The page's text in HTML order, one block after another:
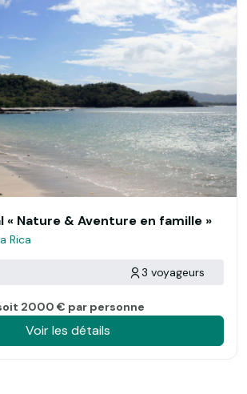
« Nature & Aventure en famille »
Rica
3 voyageurs
2000 € par personne
Voir les détails